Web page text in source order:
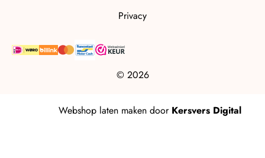
Privacy
© 2026
Webshop laten maken door Kersvers Digital